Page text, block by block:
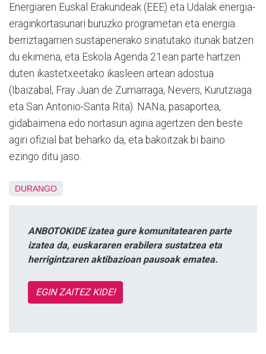
Energiaren Euskal Erakundeak (EEE) eta Udalak energia-
eraginkortasunari buruzko programetan eta energia
berriztagarrien sustapenerako sinatutako itunak batzen
du ekimena, eta Eskola Agenda 21ean parte hartzen
duten ikastetxeetako ikasleen artean adostua
(Ibaizabal, Fray Juan de Zumarraga, Nevers, Kurutziaga
eta San Antonio-Santa Rita). NANa, pasaportea,
gidabaimena edo nortasun agiria agertzen den beste
agiri ofizial bat beharko da, eta bakoitzak bi baino
ezingo ditu jaso.
DURANGO
ANBOTOKIDE izatea gure komunitatearen parte
izatea da, euskararen erabilera sustatzea eta
herrigintzaren aktibazioan pausoak ematea.
EGIN ZAITEZ KIDE!